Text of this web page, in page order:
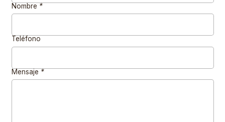
Nombre *
Teléfono
Mensaje *